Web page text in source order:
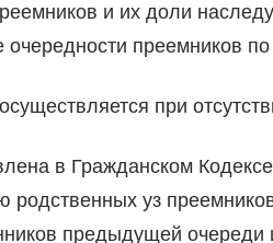
и их доли
преемников по
при
в Гражданском
родственных уз
предыдущей очереди